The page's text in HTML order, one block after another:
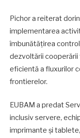
Pichor a reiterat
implementarea
îmbunătăţirea
dezvoltării
eficientă a fluxurilor
frontierelor.
EUBAM a predat
inclusiv servere,
imprimante şi